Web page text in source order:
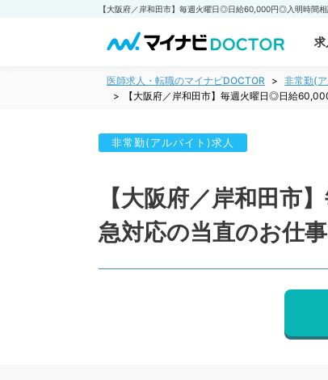
求
医師求人・転職のマイナビDOCTOR 非常勤(
【大阪府／岸和田市】毎週火曜日◎日給
非常勤(アルバイト)求人
【大阪府／岸和田
急対応の当直のお仕